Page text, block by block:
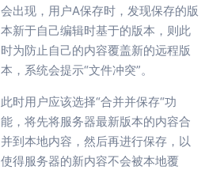
会出现，用户A保存时，发现保存的版
本新于自己编辑时基于的版本，则此
时为防止自己的内容覆盖新的远程版
本，系统会提示“文件冲突”。
此时用户应该选择“合并并保存“功
能，将先将服务器最新版本的内容合
并到本地内容，然后再进行保存，以
使得服务器的新内容不会被本地覆